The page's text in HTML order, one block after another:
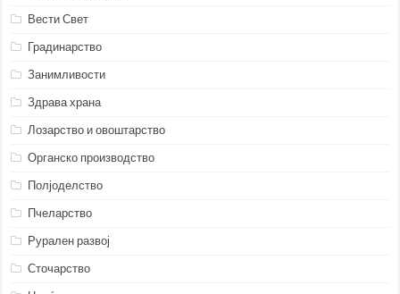
Вести Свет
Градинарство
Занимливости
Здрава храна
Лозарство и овоштарство
Органско производство
Полјоделство
Пчеларство
Рурален развој
Сточарство